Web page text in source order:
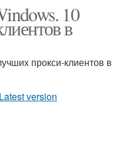
10
в
прокси-клиентов в